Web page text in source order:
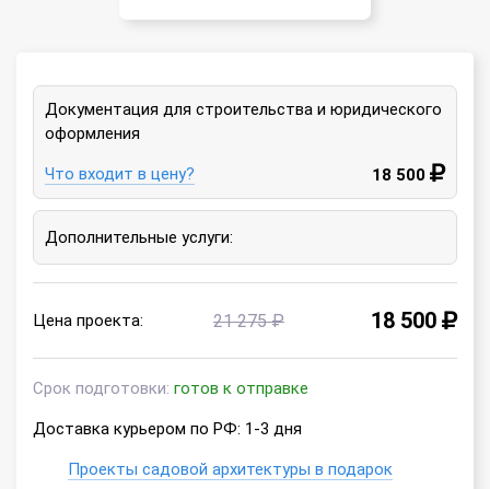
Документация для строительства и юридического
оформления
Что входит в цену? 18 500
Дополнительные услуги:
Цена проекта: 21 275 ₽ 18 500
Срок подготовки: готов к отправке
Доставка курьером по РФ: 1-3 дня
Проекты садовой архитектуры в подарок